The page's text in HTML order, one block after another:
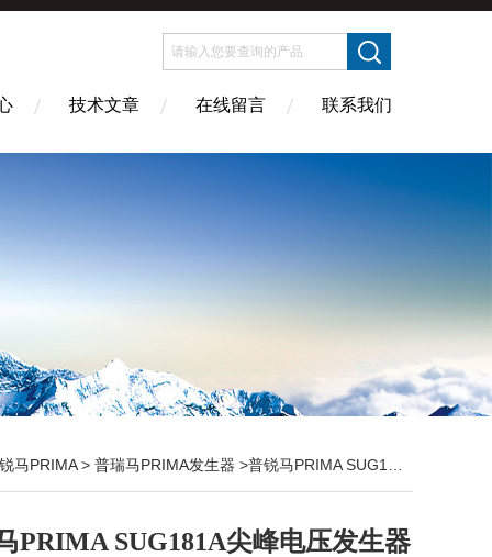
技术文章 在线留言 联系我们
马PRIMA> 普瑞马PRIMA发生器 >普锐马PRIMA SUG181A尖峰电压发生器
PRIMA SUG181A尖峰电压发生器